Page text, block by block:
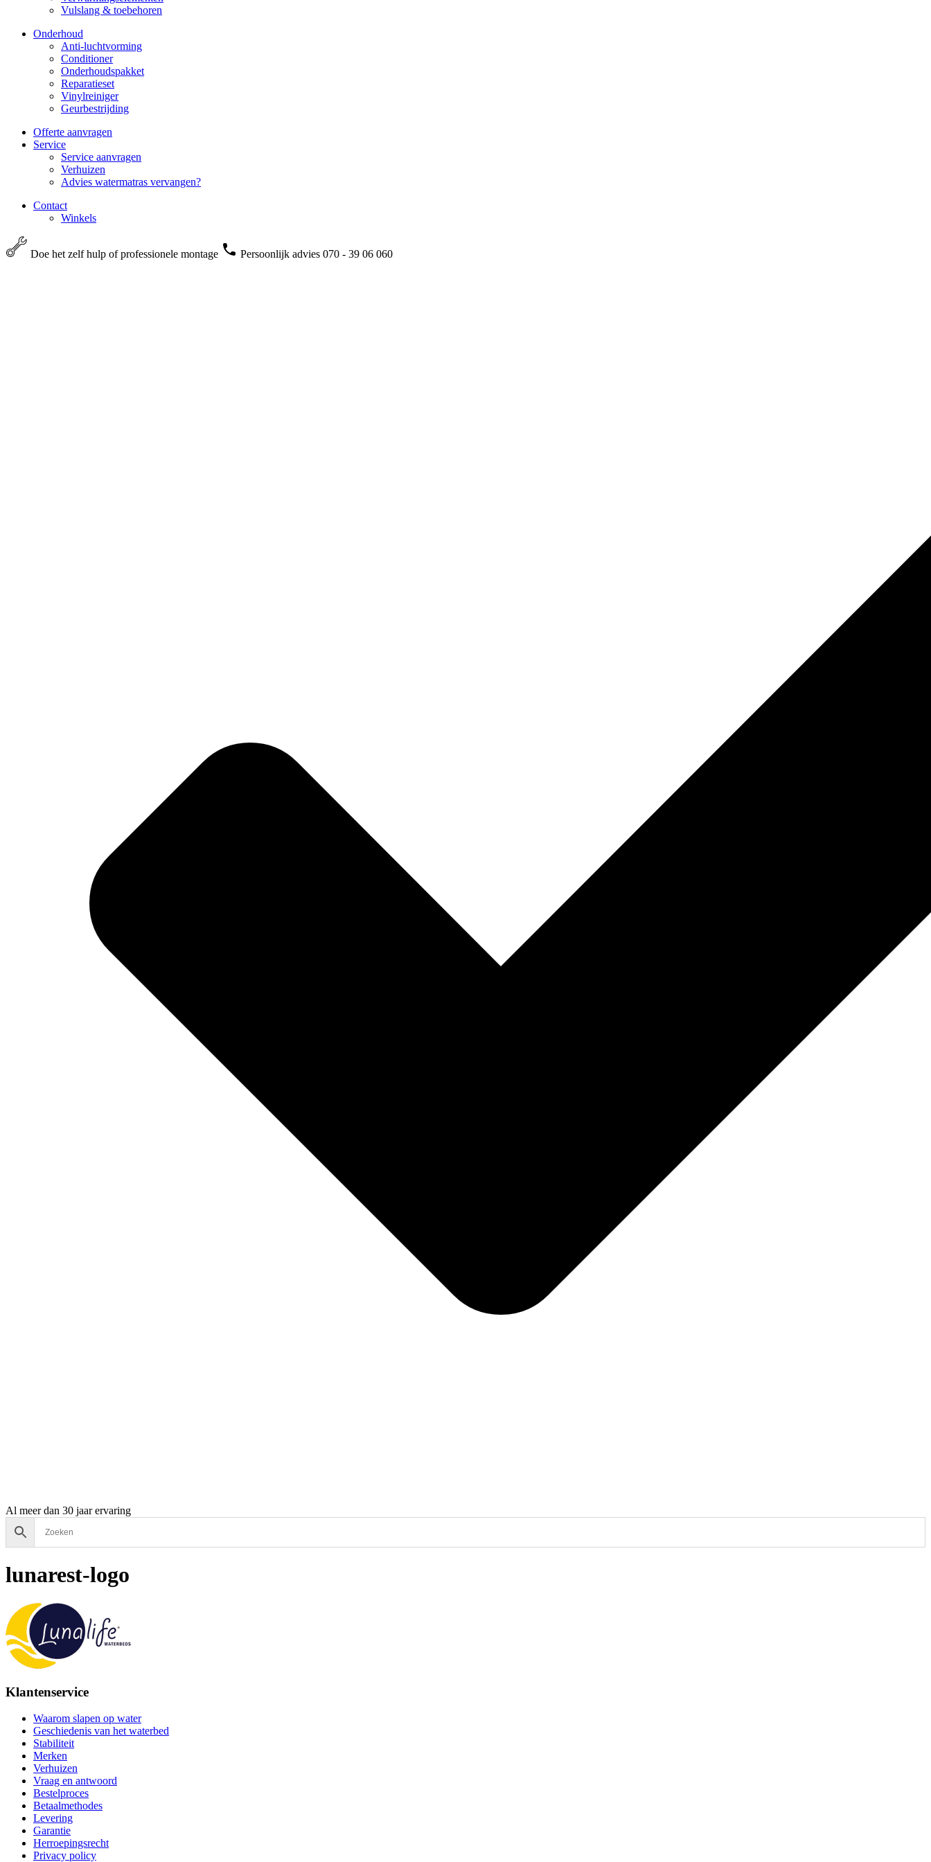
Vulslang & toebehoren
Onderhoud
Anti-luchtvorming
Conditioner
Onderhoudspakket
Reparatieset
Vinylreiniger
Geurbestrijding
Offerte aanvragen
Service
Service aanvragen
Verhuizen
Advies watermatras vervangen?
Contact
Winkels
Doe het zelf hulp of professionele montage Persoonlijk advies 070 - 39 06 060
Al meer dan 30 jaar ervaring
lunarest-logo
Klantenservice
Waarom slapen op water
Geschiedenis van het waterbed
Stabiliteit
Merken
Verhuizen
Vraag en antwoord
Bestelproces
Betaalmethodes
Levering
Garantie
Herroepingsrecht
Privacy policy